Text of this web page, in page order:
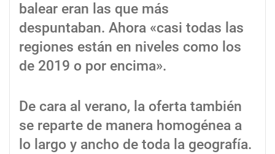
balear eran las que más
despuntaban. Ahora «casi todas las
regiones están en niveles como los
de 2019 o por encima».
De cara al verano, la oferta también
se reparte de manera homogénea a
lo largo y ancho de toda la geografía.